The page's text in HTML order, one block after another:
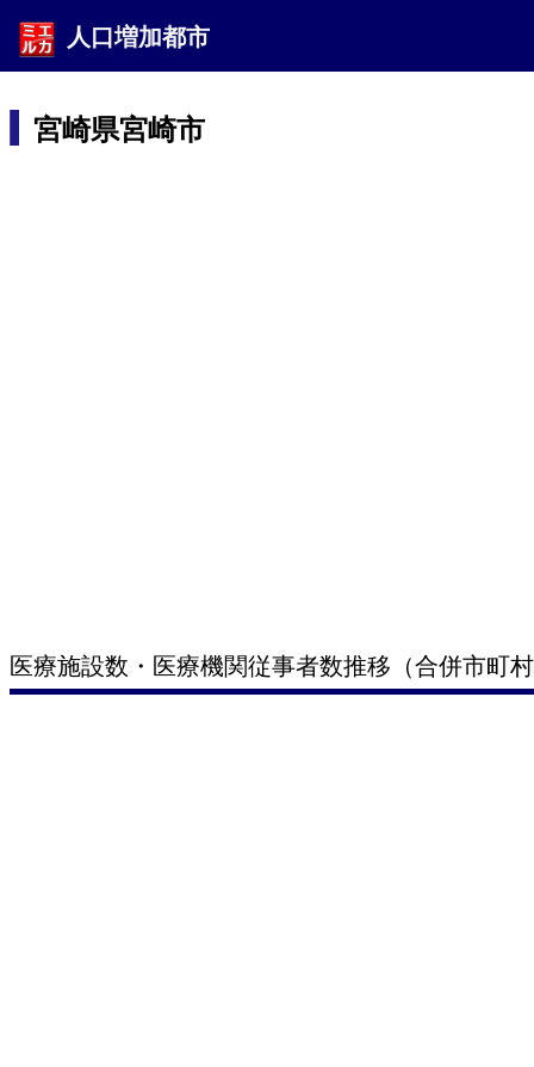
人口増加都市
宮崎県宮崎市
医療施設数・医療機関従事者数推移（合併市町